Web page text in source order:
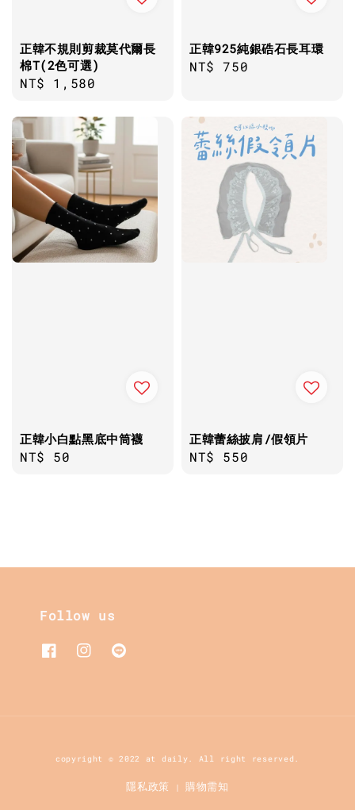
正韓不規則剪裁莫代爾長
棉T(2色可選)
Regular
NT$ 1,580
正韓925純銀硞石長耳環
Regular
NT$ 750
正韓小白點黑底中筒襪
Regular
NT$ 50
正韓蕾絲披肩/假領片
Regular
NT$ 550
Follow us
copyright © 2022 at daily. All right reserved.
隱私政策 |購物需知